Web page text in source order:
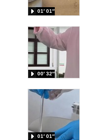
01′ 01″
00′ 32″
01′ 01″